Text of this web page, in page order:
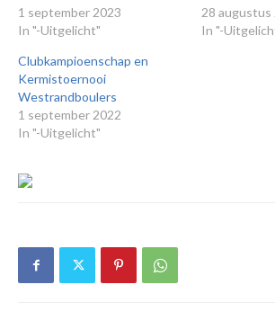
1 september 2023
In "-Uitgelicht"
28 augustus
In "-
Clubkampioenschap en
Kermistoernooi
Westrandboulers
1 september 2022
In "-Uitgelicht"